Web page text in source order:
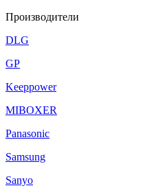
Производители
DLG
GP
Keeppower
MIBOXER
Panasonic
Samsung
Sanyo